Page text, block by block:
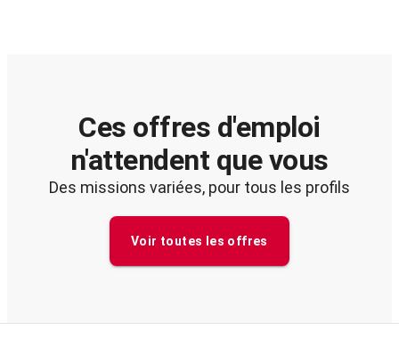
Ces offres d'emploi
n'attendent que vous
Des missions variées, pour tous les profils
Voir toutes les offres